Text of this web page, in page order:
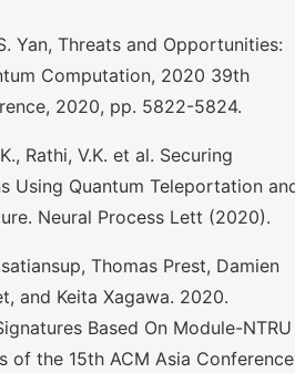
Yan, Threats and Opportunities:
Computation, 2020 39th
2020, pp. 5822-5824.
Rathi, V.K. et al. Securing
Using Quantum Teleportation
Neural Process Lett (2020).
Thomas Prest, Damien
and Keita Xagawa. 2020.
Based On Module-NTRU
of the 15th ACM Asia Conference